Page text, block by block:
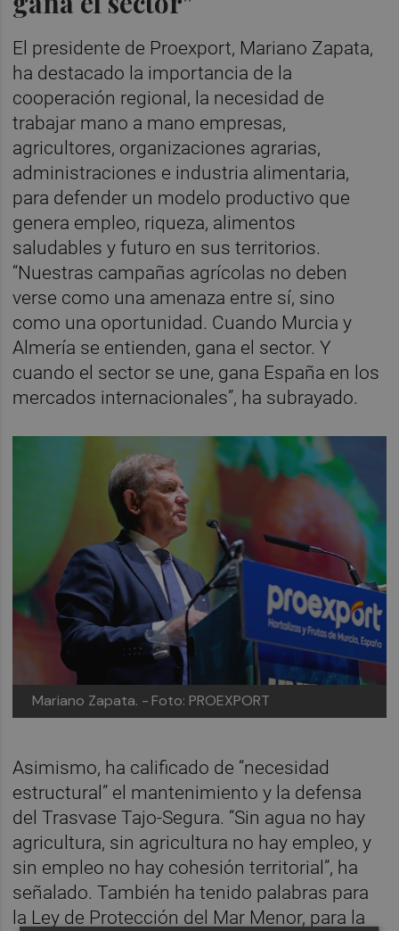
El presidente de Proexport, Mariano Zapata,
ha destacado la importancia de la
cooperación regional, la necesidad de
trabajar mano a mano empresas,
agricultores, organizaciones agrarias,
administraciones e industria alimentaria,
para defender un modelo productivo que
genera empleo, riqueza, alimentos
saludables y futuro en sus territorios.
“Nuestras campañas agrícolas no deben
verse como una amenaza entre sí, sino
como una oportunidad. Cuando Murcia y
Almería se entienden, gana el sector. Y
cuando el sector se une, gana España en los
mercados internacionales”, ha subrayado.
Mariano Zapata. - Foto: PROEXPORT
Asimismo, ha calificado de “necesidad
estructural” el mantenimiento y la defensa
del Trasvase Tajo-Segura. “Sin agua no hay
agricultura, sin agricultura no hay empleo, y
sin empleo no hay cohesión territorial”, ha
señalado. También ha tenido palabras para
la Ley de Protección del Mar Menor, para la